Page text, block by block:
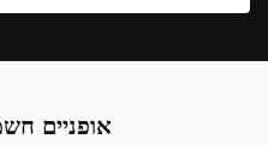
אופניים